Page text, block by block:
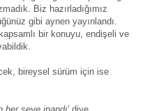
Biz hazırladığımız
gibi aynen yayınlandı.
bir konuyu, endişeli ve
bireysel sürüm için ise